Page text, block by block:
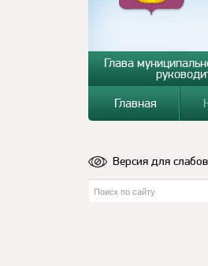
Глава
Главная
Версия для